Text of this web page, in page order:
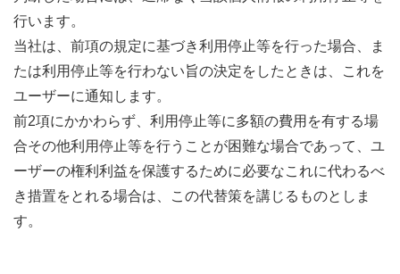
行います。
当社は、前項の規定に基づき利用停止等を行った場合、ま
たは利用停止等を行わない旨の決定をしたときは、これを
ユーザーに通知します。
前2項にかかわらず、利用停止等に多額の費用を有する場
合その他利用停止等を行うことが困難な場合であって、ユ
ーザーの権利利益を保護するために必要なこれに代わるべ
き措置をとれる場合は、この代替策を講じるものとしま
す。